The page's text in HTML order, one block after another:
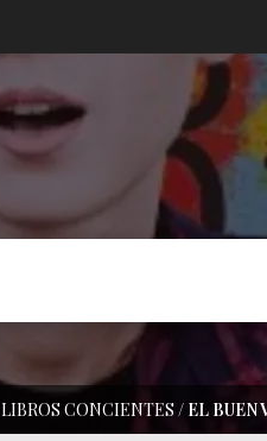
LIBROS CONCIENTES / EL BUEN